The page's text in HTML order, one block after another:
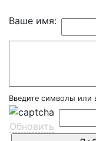
Ваше имя:
Введите символы или
Обновить